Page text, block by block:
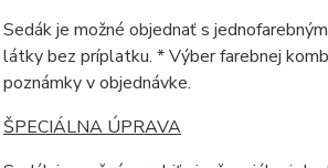
Sedák je možné objednať s
látky bez príplatku. * Výber farebnej
poznámky v objednávke.
ŠPECIÁLNA ÚPRAVA